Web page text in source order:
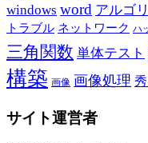
windows word アルゴ
トラブル ネットワーク ハ
三角関数 単体テスト
構築 画像 画像処理
サイト運営者